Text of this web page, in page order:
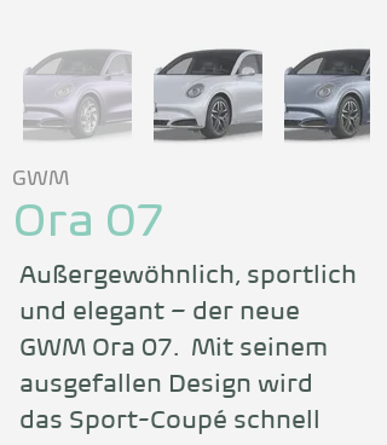
GWM
Ora 07
Außergewöhnlich, sportlich
und elegant – der neue
GWM Ora 07.  Mit seinem
ausgefallen Design wird
das Sport-Coupé schnell